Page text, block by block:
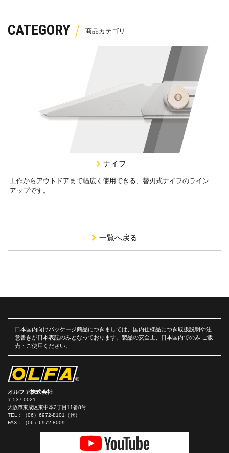
CATEGORY
ナイフ
工作からアウトドアまで幅広く使用できる、替刃式ナイフのライン
アップです。
一覧へ戻る
日本国内向けパッケージ商品につきましては、国内仕様品につき取扱説明や注
意書きが日本表記のみとなっております。製品の安全上、日本国内でのみ ご販
売・ご使用ください。
オルファ株式会社
〒537-0021
大阪市東成区東中本2丁目11番8号
TEL：
（06）6972-8101（代）
FAX：（06）6972-8009